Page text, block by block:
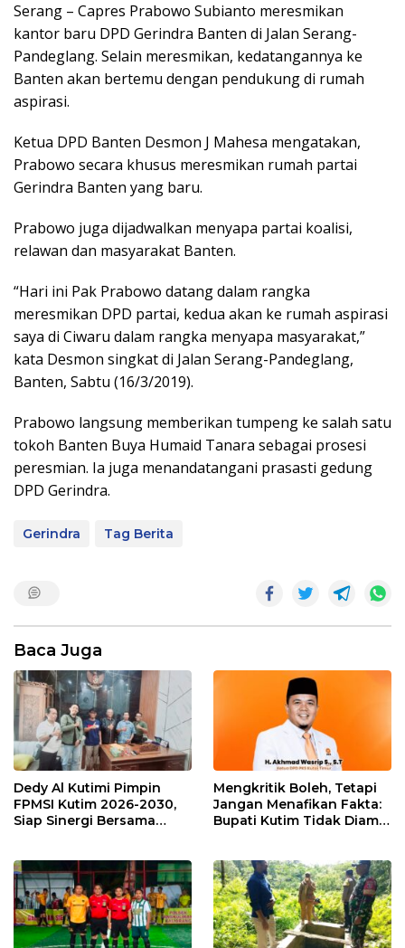
Serang – Capres Prabowo Subianto meresmikan
kantor baru DPD Gerindra Banten di Jalan Serang-
Pandeglang. Selain meresmikan, kedatangannya ke
Banten akan bertemu dengan pendukung di rumah
aspirasi.
Ketua DPD Banten Desmon J Mahesa mengatakan,
Prabowo secara khusus meresmikan rumah partai
Gerindra Banten yang baru.
Prabowo juga dijadwalkan menyapa partai koalisi,
relawan dan masyarakat Banten.
“Hari ini Pak Prabowo datang dalam rangka
meresmikan DPD partai, kedua akan ke rumah aspirasi
saya di Ciwaru dalam rangka menyapa masyarakat,”
kata Desmon singkat di Jalan Serang-Pandeglang,
Banten, Sabtu (16/3/2019).
Prabowo langsung memberikan tumpeng ke salah satu
tokoh Banten Buya Humaid Tanara sebagai prosesi
peresmian. Ia juga menandatangani prasasti gedung
DPD Gerindra.
Gerindra Tag Berita
Baca Juga
Dedy Al Kutimi Pimpin
FPMSI Kutim 2026-2030,
Siap Sinergi Bersama
Mengkritik Boleh, Tetapi
Jangan Menafikan Fakta:
Bupati Kutim Tidak Diam